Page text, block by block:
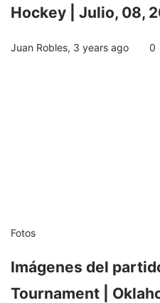
Hockey | Julio, 08,
Juan Robles, 3 years ago 0
Fotos
Imágenes del
Tournament |